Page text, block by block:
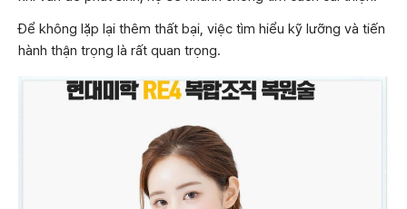
Để không lặp lại thêm thất bại, việc tìm hiểu kỹ lưỡng và tiến
hành thận trọng là rất quan trọng.